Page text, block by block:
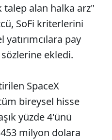
talep alan halka arz"
SoFi kriterlerini
pay
sözlerine ekledi.
SpaceX
bireysel hisse
yüzde 4'ünü
milyon dolara